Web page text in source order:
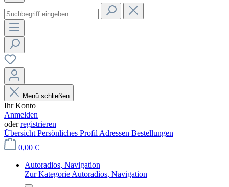
Menü schließen
Ihr Konto
Anmelden
oderregistrieren
Übersicht Persönliches Profil Adressen Bestellungen
0,00 €
Autoradios, Navigation
Zur Kategorie Autoradios, Navigation